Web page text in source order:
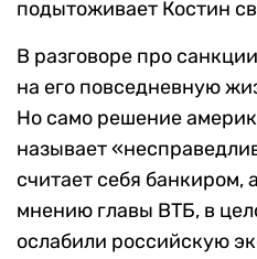
подытоживает Костин
В разговоре про
на его повседневную
Но само решение
называет
считает себя банкиром,
мнению главы ВТБ, в
ослабили российскую